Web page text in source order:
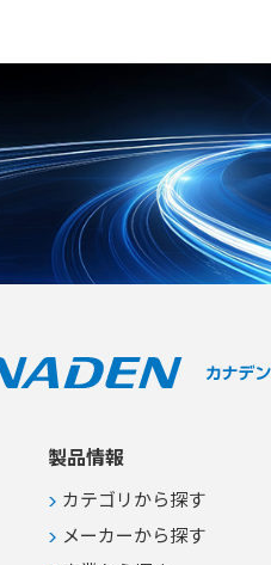
ロンの電界によるカビやホコ
の優れた吸着性能 ●微風吹出
る室内の温度ムラ解消と食材
乾燥防止 ●汚れたら交換する
ディスポーザブル仕様による
生面 【用途・事例】 ●食品工場や
容器および包材工場における
散や落下菌対策 ●空調の冷風
製品情報
カテゴリから探す
メーカーから探す